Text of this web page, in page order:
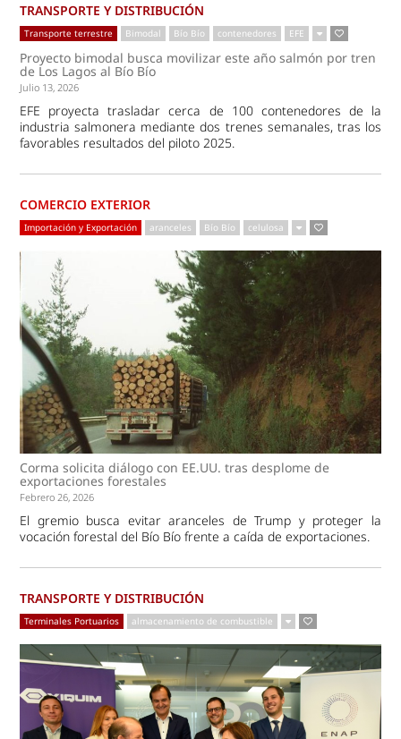
TRANSPORTE Y DISTRIBUCIÓN
Transporte terrestre Bimodal Bío Bío contenedores EFE
Proyecto bimodal busca movilizar este año salmón por tren
de Los Lagos al Bío Bío
Julio 13, 2026
EFE proyecta trasladar cerca de 100 contenedores de la
industria salmonera mediante dos trenes semanales, tras los
favorables resultados del piloto 2025.
COMERCIO EXTERIOR
Importación y Exportación aranceles Bío Bío celulosa
Corma solicita diálogo con EE.UU. tras desplome de
exportaciones forestales
Febrero 26, 2026
El gremio busca evitar aranceles de Trump y proteger la
vocación forestal del Bío Bío frente a caída de exportaciones.
TRANSPORTE Y DISTRIBUCIÓN
Terminales Portuarios almacenamiento de combustible